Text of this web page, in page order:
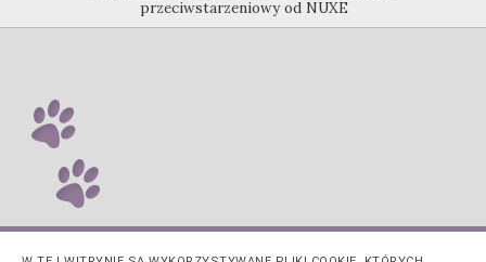
przeciwstarzeniowy od NUXE